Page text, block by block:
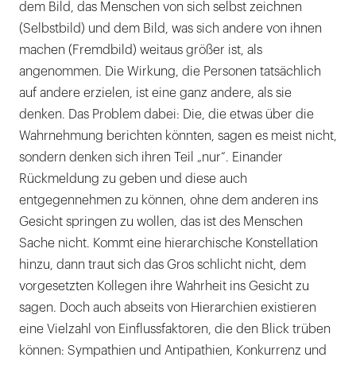
dem Bild, das Menschen von sich selbst zeichnen
(Selbstbild) und dem Bild, was sich andere von ihnen
machen (Fremdbild) weitaus größer ist, als
angenommen. Die Wirkung, die Personen tatsächlich
auf andere erzielen, ist eine ganz andere, als sie
denken. Das Problem dabei: Die, die etwas über die
Wahrnehmung berichten könnten, sagen es meist nicht,
sondern denken sich ihren Teil „nur“. Einander
Rückmeldung zu geben und diese auch
entgegennehmen zu können, ohne dem anderen ins
Gesicht springen zu wollen, das ist des Menschen
Sache nicht. Kommt eine hierarchische Konstellation
hinzu, dann traut sich das Gros schlicht nicht, dem
vorgesetzten Kollegen ihre Wahrheit ins Gesicht zu
sagen. Doch auch abseits von Hierarchien existieren
eine Vielzahl von Einflussfaktoren, die den Blick trüben
können: Sympathien und Antipathien, Konkurrenz und